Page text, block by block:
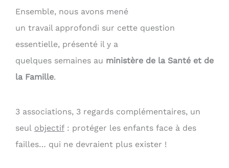
Ensemble, nous avons mené
un travail approfondi sur cette question
essentielle, présenté il y a
quelques semaines au ministère de la Santé et de
la Famille.
3 associations, 3 regards complémentaires, un
seul objectif : protéger les enfants face à des
failles… qui ne devraient plus exister !